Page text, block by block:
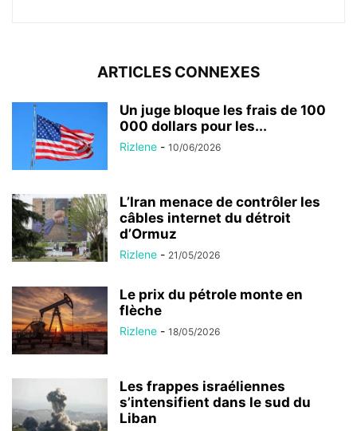
ARTICLES CONNEXES
Un juge bloque les frais de 100
000 dollars pour les...
Rizlene - 10/06/2026
L’Iran menace de contrôler les
câbles internet du détroit
d’Ormuz
Rizlene - 21/05/2026
Le prix du pétrole monte en
flèche
Rizlene - 18/05/2026
Les frappes israéliennes
s’intensifient dans le sud du
Liban